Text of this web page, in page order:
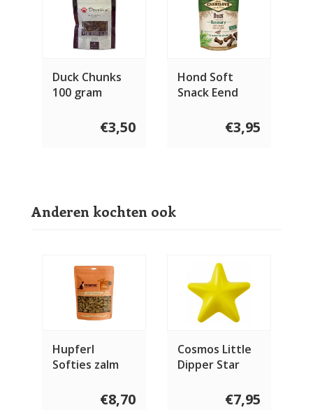
Duck Chunks
100 gram
€3,50
Hond Soft
Snack Eend
Rozemarijn 200
€3,95
Anderen kochten ook
Hupferl
Softies zalm
€8,70
Cosmos Little
Dipper Star
€7,95